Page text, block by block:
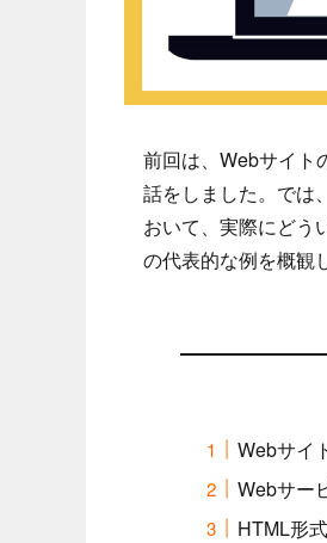
前回は、Webサイト
話をしました。では
おいて、実際にどう
の代表的な例を概観
Webサイ
Webサー
HTML形